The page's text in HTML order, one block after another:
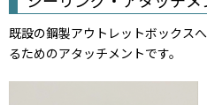
既設の鋼製アウトレットボックス
るためのアタッチメントです。